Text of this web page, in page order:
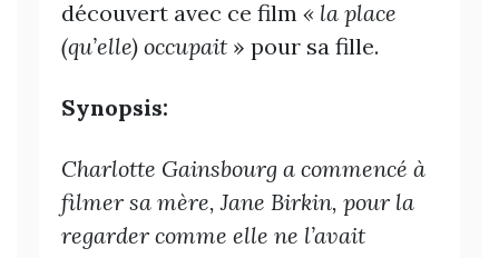
découvert avec ce film « la place
(qu’elle) occupait » pour sa fille.
Synopsis:
Charlotte Gainsbourg a commencé à
filmer sa mère, Jane Birkin, pour la
regarder comme elle ne l’avait